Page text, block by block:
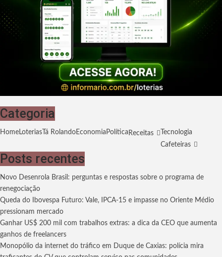
Categoria
HomeLoterias Tá RolandoEconomia Política Receitas
Tecnologia
Cafeteiras
Posts recentes
Novo Desenrola Brasil: perguntas e respostas sobre o programa de
renegociação
Queda do Ibovespa Futuro: Vale, IPCA-15 e impasse no Oriente Médio
pressionam mercado
Ganhar US$ 200 mil com trabalhos extras: a dica da CEO que aumenta
ganhos de freelancers
Monopólio da internet do tráfico em Duque de Caxias: polícia mira